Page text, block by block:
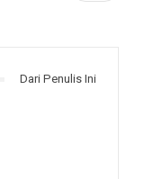
Dari Penulis Ini